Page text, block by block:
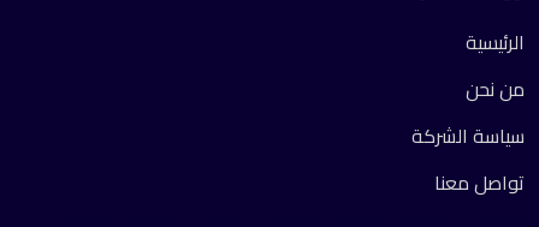
الرئيسية
من نحن
سياسة الشركة
تواصل معنا